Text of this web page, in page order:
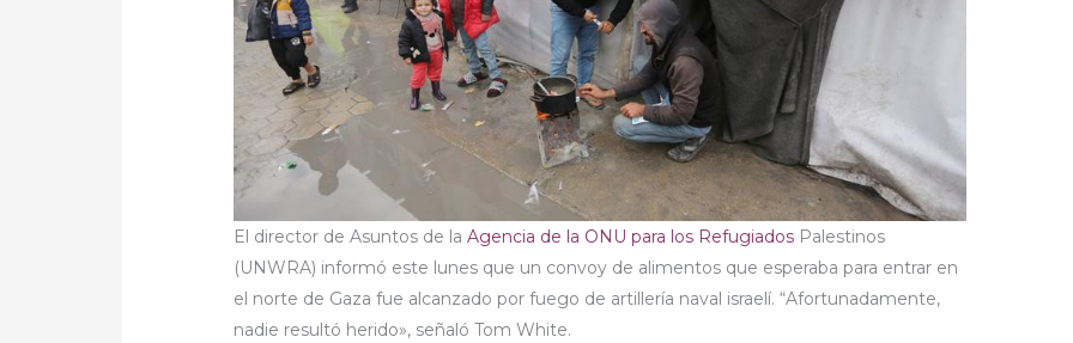
El director de Asuntos de laAgencia de la ONU para los Refugiados Palestinos
(UNWRA) informó este lunes que un convoy de alimentos que esperaba para entrar en
el norte de Gaza fue alcanzado por fuego de artillería naval israelí. “Afortunadamente,
nadie resultó herido», señaló Tom White.